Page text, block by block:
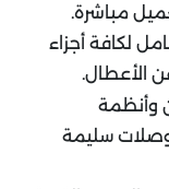
مباشرة.
لكافة أجزاء
الأعطال.
وأنظمة
سليمة